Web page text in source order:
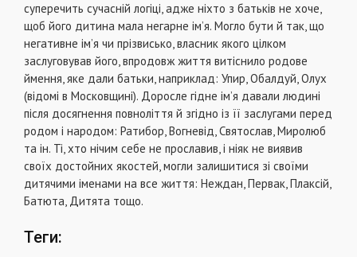
суперечить сучасній логіці, адже ніхто з батьків не хоче,
щоб його дитина мала негарне ім’я. Могло бути й так, що
негативне ім’я чи прізвисько, власник якого цілком
заслуговував його, впродовж життя витіснило родове
ймення, яке дали батьки, наприклад: Упир, Обалдуй, Олух
(відомі в Московщині). Доросле гідне ім’я давали людині
після досягнення повноліття й згідно із її заслугами перед
родом і народом: Ратибор, Вогневід, Святослав, Миролюб
та ін. Ті, хто нічим себе не прославив, і ніяк не виявив
своїх достойних якостей, могли залишитися зі своїми
дитячими іменами на все життя: Неждан, Первак, Плаксій,
Батюта, Дитята тощо.
Теги: